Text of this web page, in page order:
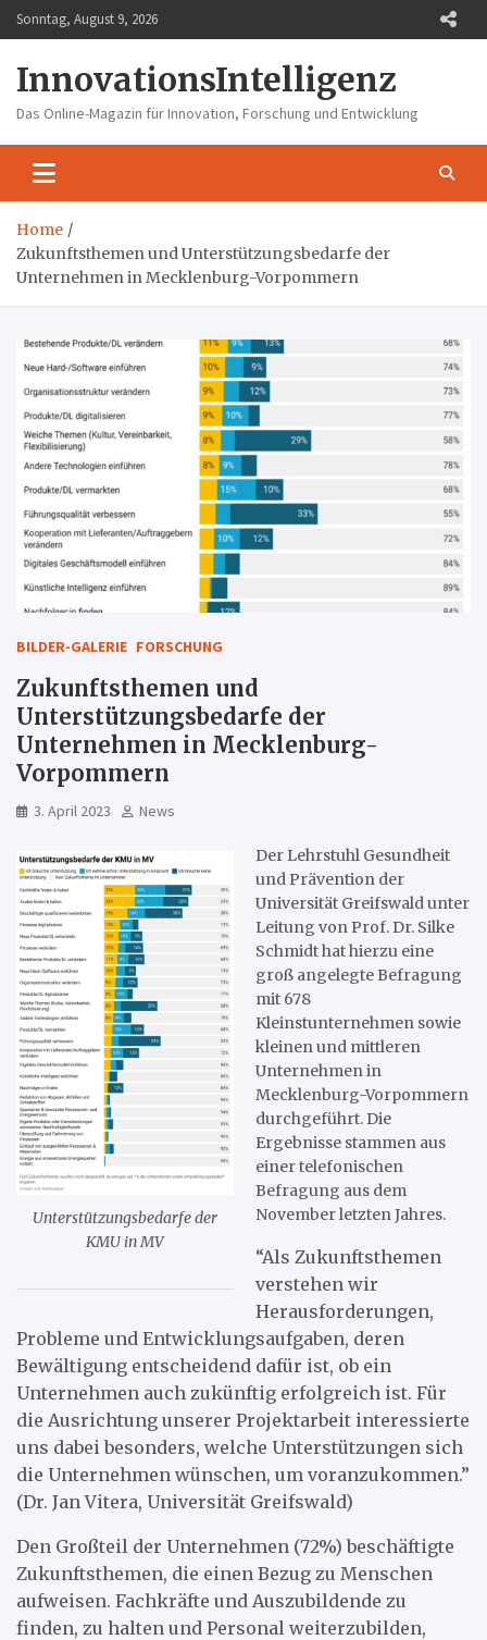
Skip
to
Sonntag, August 9, 2026
InnovationsIntelligenz
Das Online-Magazin für Innovation, Forschung und Entwicklung
Home
Zukunftsthemen und Unterstützungsbedarfe der
Unternehmen in Mecklenburg-Vorpommern
BILDER-GALERIE FORSCHUNG
Zukunftsthemen und
Unterstützungsbedarfe der
Unternehmen in Mecklenburg-
Vorpommern
3. April 2023 News
Unterstützungsbedarfe der
KMU in MV
Der Lehrstuhl Gesundheit
und Prävention der
Universität Greifswald unter
Leitung von Prof. Dr. Silke
Schmidt hat hierzu eine
groß angelegte Befragung
mit 678
Kleinstunternehmen sowie
kleinen und mittleren
Unternehmen in
Mecklenburg-Vorpommern
durchgeführt. Die
Ergebnisse stammen aus
einer telefonischen
Befragung aus dem
November letzten Jahres.
“Als Zukunftsthemen
verstehen wir
Herausforderungen,
Probleme und Entwicklungsaufgaben, deren
Bewältigung entscheidend dafür ist, ob ein
Unternehmen auch zukünftig erfolgreich ist. Für
die Ausrichtung unserer Projektarbeit interessierte
uns dabei besonders, welche Unterstützungen sich
die Unternehmen wünschen, um voranzukommen.”
(Dr. Jan Vitera, Universität Greifswald)
Den Großteil der Unternehmen (72%) beschäftigte
Zukunftsthemen, die einen Bezug zu Menschen
aufweisen. Fachkräfte und Auszubildende zu
finden, zu halten und Personal weiterzubilden,